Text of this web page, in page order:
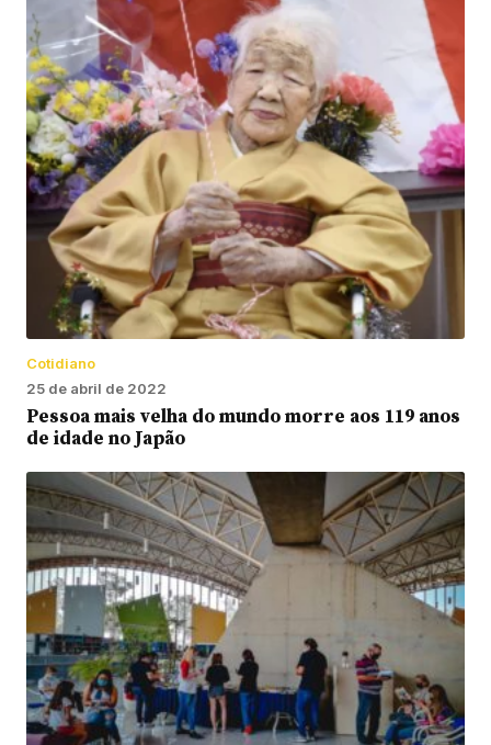
Cotidiano
25 de abril de 2022
Pessoa mais velha do mundo morre aos 119 anos
de idade no Japão